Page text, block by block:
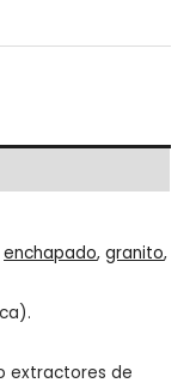
enchapado,granito,
extractores de